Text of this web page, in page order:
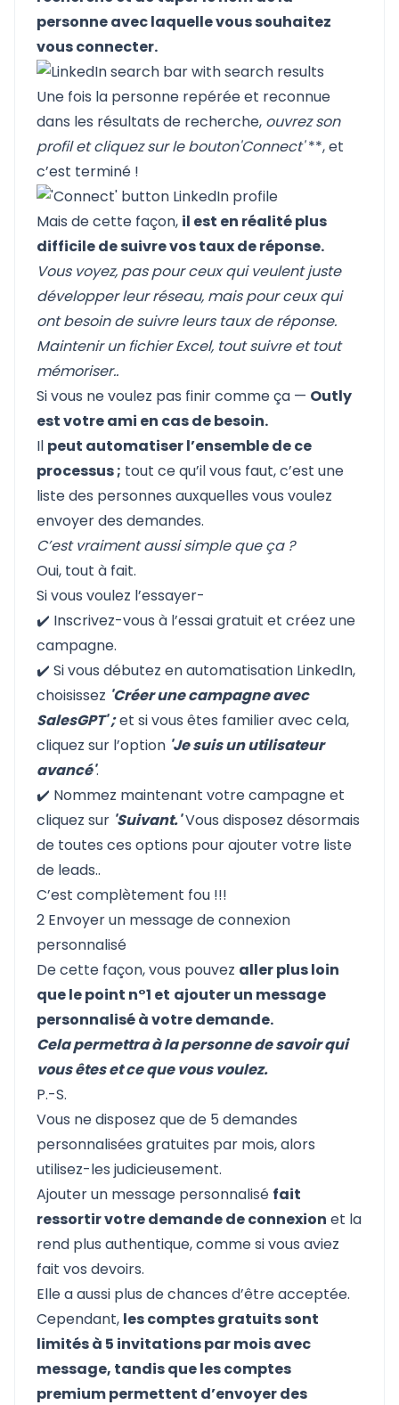
personne avec laquelle vous souhaitez
vous connecter.
Une fois la personne repérée et reconnue
dans les résultats de recherche, ouvrez son
profil et cliquez sur le bouton'Connect'**, et
c’est terminé !
Mais de cette façon, il est en réalité plus
difficile de suivre vos taux de réponse.
Vous voyez, pas pour ceux qui veulent juste
développer leur réseau, mais pour ceux qui
ont besoin de suivre leurs taux de réponse.
Maintenir un fichier Excel, tout suivre et tout
mémoriser..
Si vous ne voulez pas finir comme ça — Outly
est votre ami en cas de besoin.
Il peut automatiser l’ensemble de ce
processus ; tout ce qu’il vous faut, c’est une
liste des personnes auxquelles vous voulez
envoyer des demandes.
C’est vraiment aussi simple que ça ?
Oui, tout à fait.
Si vous voulez l’essayer-
✔️ Inscrivez-vous à l’essai gratuit et créez une
campagne.
✔️ Si vous débutez en automatisation LinkedIn,
choisissez 'Créer une campagne avec
SalesGPT' ;et si vous êtes familier avec cela,
cliquez sur l’option 'Je suis un utilisateur
avancé'.
✔️ Nommez maintenant votre campagne et
cliquez sur 'Suivant.'Vous disposez désormais
de toutes ces options pour ajouter votre liste
de leads..
C’est complètement fou !!!
2 Envoyer un message de connexion
personnalisé
De cette façon, vous pouvez aller plus loin
que le point n°1 et ajouter un message
personnalisé à votre demande.
Cela permettra à la personne de savoir qui
vous êtes et ce que vous voulez.
P.-S.
Vous ne disposez que de 5 demandes
personnalisées gratuites par mois, alors
utilisez-les judicieusement.
Ajouter un message personnalisé fait
ressortir votre demande de connexion et la
rend plus authentique, comme si vous aviez
fait vos devoirs.
Elle a aussi plus de chances d’être acceptée.
Cependant, les comptes gratuits sont
limités à 5 invitations par mois avec
message, tandis que les comptes
premium permettent d’envoyer des